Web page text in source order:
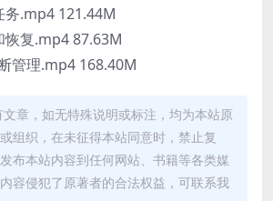
务.mp4 121.44M
恢复.mp4 87.63M
管理.mp4 168.40M
章，如无特殊说明或标注，均为本站原
组织，在未征得本站同意时，禁止复
布本站内容到任何网站、书籍等各类媒
容侵犯了原著者的合法权益，可联系我